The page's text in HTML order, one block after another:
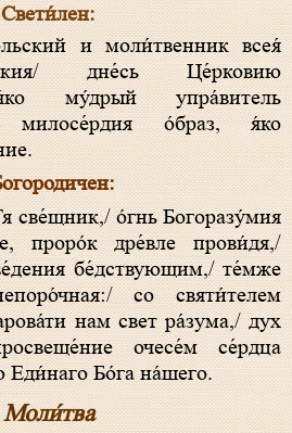
Свети́лен:
дне́сь Це́рковию
му́дрый упра́витель
милосе́рдия о́браз, я́ко
проро́к дре́вле прови́дя,/
бе́дствующим,/ те́мже
со святи́телем
нам свет ра́зума,/ дух
очесе́м се́рдца
Бо́га на́шего.
Моли́тва